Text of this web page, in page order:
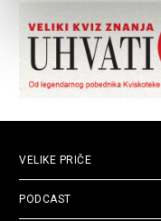
VELIKE PRIČE
PODCAST